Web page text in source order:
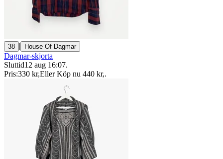
38 | House Of Dagmar
Dagmar-skjorta
Sluttid12 aug 16:07.
Pris:330 kr,Eller Köp nu 440 kr,.